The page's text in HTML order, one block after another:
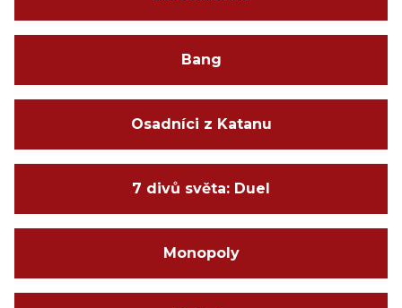
Bang
Osadníci z Katanu
7 divů světa: Duel
Monopoly